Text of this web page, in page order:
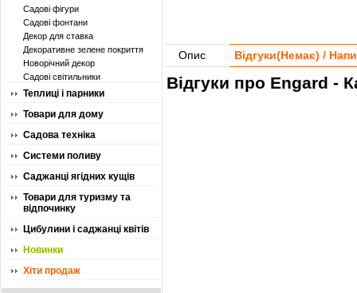
Садові фігури
Садові фонтани
Декор для ставка
Декоративне зелене покриття
Новорічний декор
Садові світильники
Теплиці і парники
Товари для дому
Садова техніка
Системи поливу
Саджанці ягідних кущів
Товари для туризму та
відпочинку
Цибулини і саджанці квітів
Новинки
Хіти продаж
Опис Відгуки(Немає) /
Відгуки про Engard -